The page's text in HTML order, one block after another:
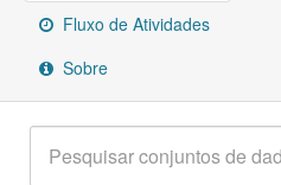
SobreFluxo de Atividades
Sobre